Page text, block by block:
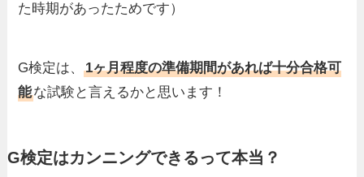
た時期があったためです）
G検定は、1ヶ月程度の準備期間があれば十分合格可
能な試験と言えるかと思います！
G検定はカンニングできるって本当？